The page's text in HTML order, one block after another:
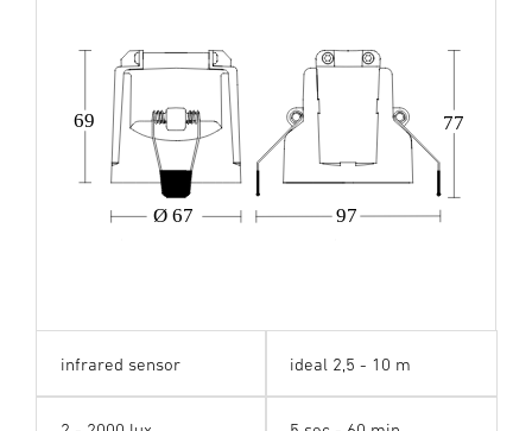
Ø 67 97
69 77
infrared sensor ideal 2,5 - 10 m